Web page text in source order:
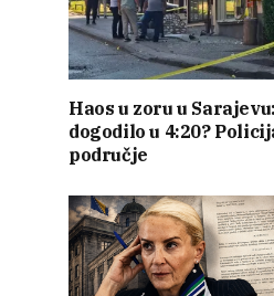
Haos u zoru u
dogodilo u 4:20?
područje